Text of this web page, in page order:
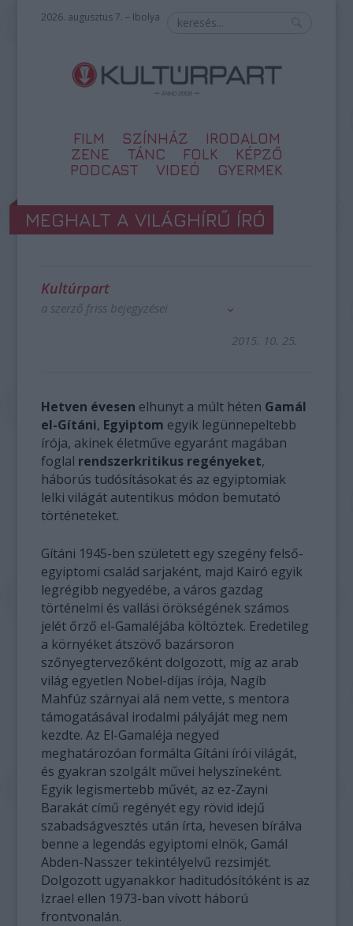
2026. augusztus 7. – Ibolya
FILM SZÍNHÁZ
IRODALOM
ZENE
TÁNC FOLK
KÉPZŐ
PODCAST
VIDEÓ GYERMEK
MEGHALT A VILÁGHÍRŰ ÍRÓ
Kultúrpart
a szerző friss bejegyzései
2015. 10. 25.
Hetven évesen elhunyt a múlt héten Gamál
el-Gítáni, Egyiptom egyik legünnepeltebb
írója, akinek életműve egyaránt magában
foglal rendszerkritikus regényeket,
háborús tudósításokat és az egyiptomiak
lelki világát autentikus módon bemutató
történeteket.
Gítáni 1945-ben született egy szegény felső-
egyiptomi család sarjaként, majd Kairó egyik
legrégibb negyedébe, a város gazdag
történelmi és vallási örökségének számos
jelét őrző el-Gamaléjába költöztek. Eredetileg
a környéket átszövő bazársoron
szőnyegtervezőként dolgozott, míg az arab
világ egyetlen Nobel-díjas írója, Nagíb
Mahfúz szárnyai alá nem vette, s mentora
támogatásával irodalmi pályáját meg nem
kezdte. Az El-Gamaléja negyed
meghatározóan formálta Gítáni írói világát,
és gyakran szolgált művei helyszíneként.
Egyik legismertebb művét, az ez-Zayni
Barakát című regényét egy rövid idejű
szabadságvesztés után írta, hevesen bírálva
benne a legendás egyiptomi elnök, Gamál
Abden-Nasszer tekintélyelvű rezsimjét.
Dolgozott ugyanakkor haditudósítóként is az
Izrael ellen 1973-ban vívott háború
frontvonalán.